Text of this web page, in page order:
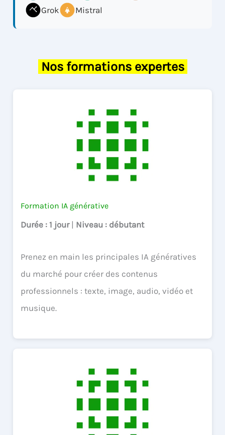
Grok
Mistral
Nos formations expertes
Formation IA générative
Durée : 1 jour | Niveau : débutant
Prenez en main les principales IA génératives
du marché pour créer des contenus
professionnels : texte, image, audio, vidéo et
musique.